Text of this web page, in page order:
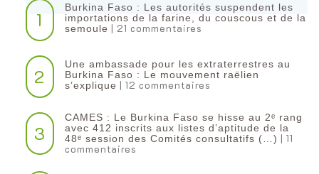
1
Burkina Faso : Les autorités suspendent les
importations de la farine, du couscous et de la
semoule | 21 commentaires
2
Une ambassade pour les extraterrestres au
Burkina Faso : Le mouvement raëlien
s’explique | 12 commentaires
3
CAMES : Le Burkina Faso se hisse au 2ᵉ rang
avec 412 inscrits aux listes d’aptitude de la
48ᵉ session des Comités consultatifs (…) | 11
commentaires